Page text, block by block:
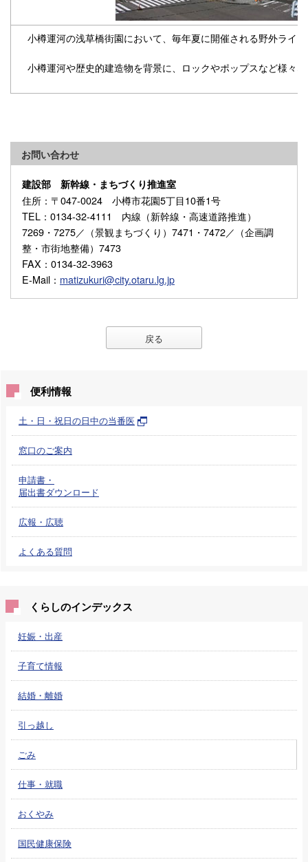
小樽運河の浅草橋街園において、毎年夏に開催される野外ライ
小樽運河や歴史的建造物を背景に、ロックやポップスなど様々
お問い合わせ
建設部 新幹線・まちづくり推進室
住所 ：〒047-0024 小樽市花園5丁目10番1号
TEL ：0134-32-4111 内線（新幹線・高速道路推進）
7269・7275／（景観まちづくり）7471・7472／（企画調
整・市街地整備）7473
FAX ：0134-32-3963
E-Mail ： matizukuri@city.otaru.lg.jp
戻る
便利情報
土・日・祝日の日中の当番医
窓口のご案内
申請書・
届出書ダウンロード
広報・広聴
よくある質問
くらしのインデックス
妊娠・出産
子育て情報
結婚・離婚
引っ越し
ごみ
仕事・就職
おくやみ
国民健康保険